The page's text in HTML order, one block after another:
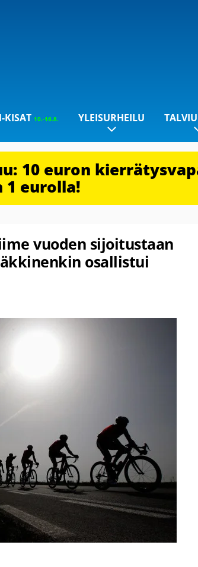
KISAT 10.-16.8. YLEISURHEILU
10 euron
1 eurolla!
vuoden sijoitustaan
osallistui